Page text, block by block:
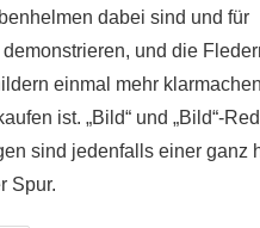
dabei sind und für
demonstrieren, und die
einmal mehr
ist. „Bild“ und „Bild“-
sind jedenfalls einer ganz
Spur.